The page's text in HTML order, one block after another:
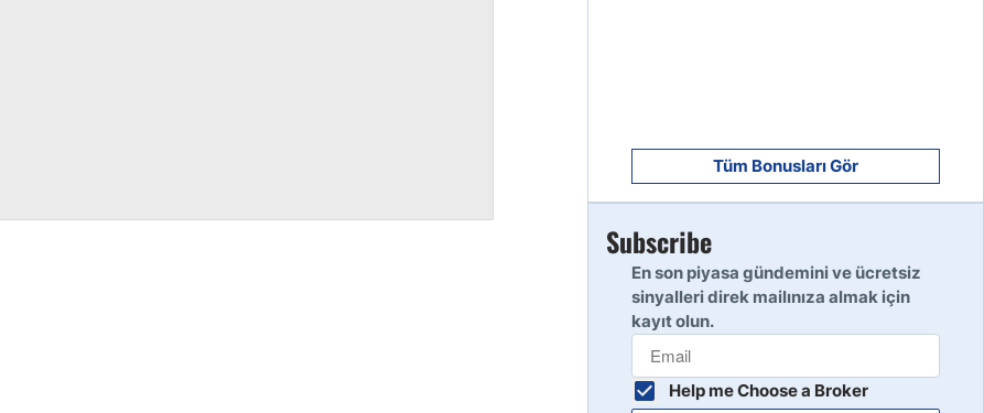
10
Tüm Bonusları Gör
Subscribe
En son piyasa gündemini ve ücretsiz
sinyalleri direk mailınıza almak için
kayıt olun.
Help me Choose a Broker